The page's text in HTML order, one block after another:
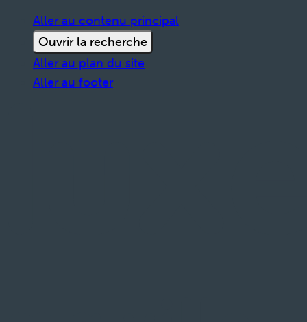
Aller au contenu principal
Ouvrir la recherche
Aller au plan du site
Aller au footer